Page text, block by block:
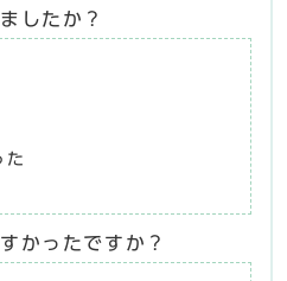
したか？
た
かったですか？